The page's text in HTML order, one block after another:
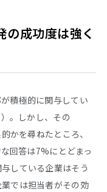
の成功度は強く
積極的に関与してい
。しかし、その
かを尋ねたところ、
回答は7%にとどまっ
している企業はそう
では担当者がその効